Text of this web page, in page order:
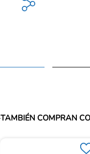
TAMBIÉN COMPRAN